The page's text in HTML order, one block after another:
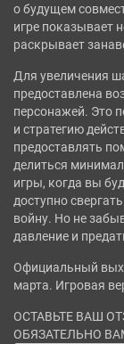
о будущем
игре показывает
раскрывает
Для увеличения
предоставлена
персонажей. Это
и стратегию
предоставлять
делиться
игры, когда вы
доступно
войну. Но не
давление и
Официальный
марта. Игровая
ОСТАВЬТЕ ВАШ
ОБЯЗАТЕЛЬНО